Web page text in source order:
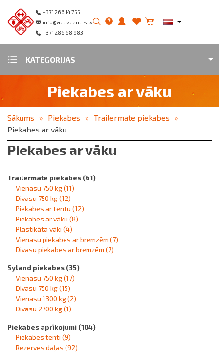
+371 266 14 755
info@activcentrs.lv
+371 286 68 983
KATEGORIJAS
Piekabes ar vāku
Sākums Piekabes
Trailermate piekabes
Piekabes ar vāku
Piekabes ar vāku
Trailermate piekabes (61)
Vienasu 750 kg(11)
Divasu 750 kg(12)
Piekabes ar tentu (12)
Piekabes ar vāku (8)
Plastikāta vāki (4)
Vienasu piekabes ar bremzēm (7)
Divasu piekabes ar bremzēm (7)
Syland piekabes (35)
Vienasu 750 kg(17)
Divasu 750 kg(15)
Vienasu 1300 kg(2)
Divasu 2700 kg(1)
Piekabes aprīkojumi (104)
Piekabes tenti (9)
Rezerves daļas (92)